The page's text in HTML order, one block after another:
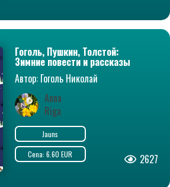
Гоголь, Пушкин, Толстой:
Зимние повести и рассказы
русских писателей
Автор: Гоголь Николай
Васильевич, Толстой Лев
Николаевич, Пушкин Александр
Сергеевич
Anna
Riga
Jauns
Cena: 6.60 EUR
2627